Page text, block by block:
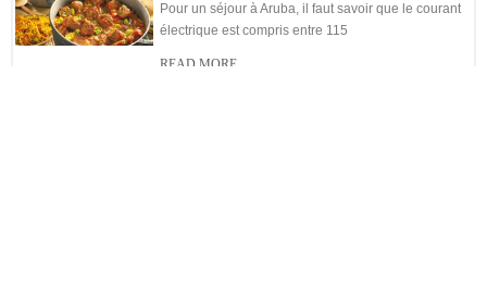
Pour un séjour à Aruba, il faut savoir que le courant
électrique est compris entre 115
READ MORE